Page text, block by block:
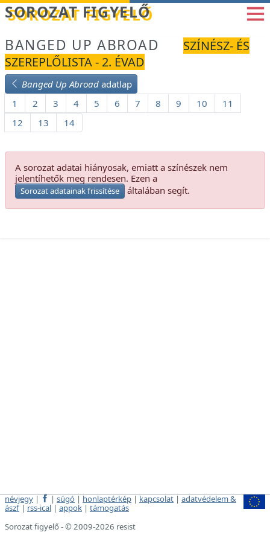
Betöltés...
SOROZAT FIGYELŐ
BANGED UP ABROAD
SZÍNÉSZ- ÉS
SZEREPLŐLISTA - 2. ÉVAD
Banged Up Abroad adatlap
1
2 3 4 5 6 7 8 9 10
11
12
13 14
A sorozat adatai hiányosak, emiatt a színészek nem
jelentíhetők meg rendesen. Ezen a
Sorozat adatainak frissítése általában segít.
névjegy | | súgó | honlaptérkép | kapcsolat | adatvédelem &
ászf | rss-ical | appok | támogatás
Sorozat figyelő - © 2009-2026 resist